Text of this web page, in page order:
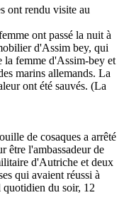
ont rendu visite au
ont passé la nuit à
d'Assim bey, qui
la femme d'Assim-bey et
marins allemands. La
ont été sauvés. (La
de cosaques a arrêté
être l'ambassadeur de
d'Autriche et deux
qui avaient réussi à
quotidien du soir, 12